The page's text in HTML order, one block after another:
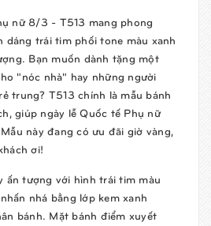
nữ 8/3 - T513 mang phong
dáng trái tim phối tone màu xanh
Bạn muốn dành tặng một
"nóc nhà" hay những người
trung? T513 chính là mẫu bánh
giúp ngày lễ Quốc tế Phụ nữ
này đang có ưu đãi giờ vàng,
ơi!
ấn tượng với hình trái tim màu
nhá bằng lớp kem xanh
bánh. Mặt bánh điểm xuyết